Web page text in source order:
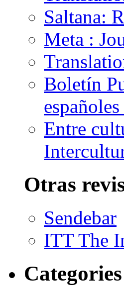
Saltana:
Meta :
Boletín
Entre
Otras
Sendebar
ITT The
Categories